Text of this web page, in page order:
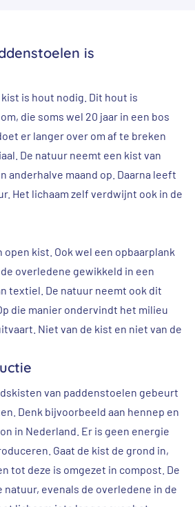
is
is hout nodig. Dit hout is
die soms wel 20 jaar in een bos
er langer over om af te breken
De natuur neemt een kist van
anderhalve maand op. Daarna leeft
Het lichaam zelf verdwijnt ook in de
kist. Ook wel een opbaarplank
overledene gewikkeld in een
textiel. De natuur neemt ook dit
die manier ondervindt het milieu
Niet van de kist en niet van de
van paddenstoelen gebeurt
Denk bijvoorbeeld aan hennep en
in Nederland. Er is geen energie
Gaat de kist de grond in,
tot deze is omgezet in compost. De
evenals de overledene in de